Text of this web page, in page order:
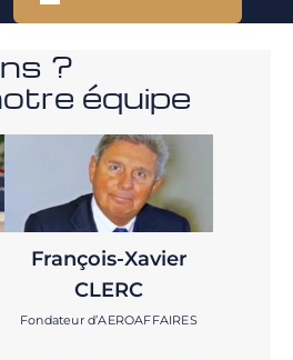
?
équipe
François-Xavier
CLERC
Fondateur d’AEROAFFAIRES